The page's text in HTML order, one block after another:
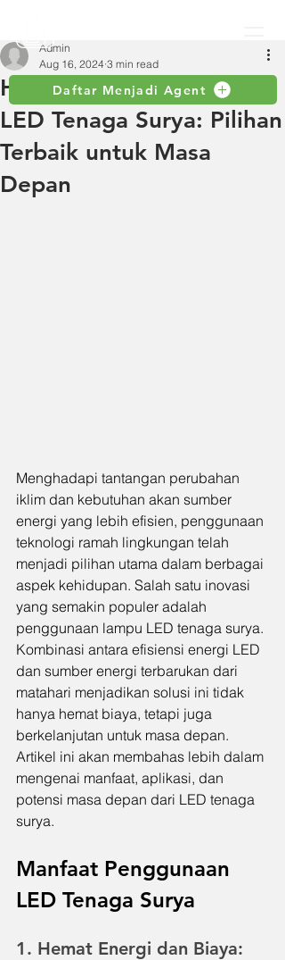
Daftar Menjadi Agent
Hemat Energi dengan
LED Tenaga Surya: Pilihan
Terbaik untuk Masa
Depan
Admin
Aug 16, 2024 3 min read
Menghadapi tantangan perubahan
iklim dan kebutuhan akan sumber
energi yang lebih efisien, penggunaan
teknologi ramah lingkungan telah
menjadi pilihan utama dalam berbagai
aspek kehidupan. Salah satu inovasi
yang semakin populer adalah
penggunaan lampu LED tenaga surya.
Kombinasi antara efisiensi energi LED
dan sumber energi terbarukan dari
matahari menjadikan solusi ini tidak
hanya hemat biaya, tetapi juga
berkelanjutan untuk masa depan.
Artikel ini akan membahas lebih dalam
mengenai manfaat, aplikasi, dan
potensi masa depan dari LED tenaga
surya.
Manfaat Penggunaan
LED Tenaga Surya
1. Hemat Energi dan Biaya: